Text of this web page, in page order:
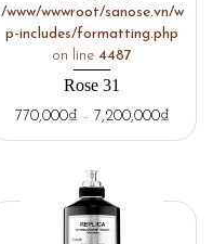
/www/wwwroot/sanose.vn/w
p-includes/formatting.php
on line 4487
Rose 31
770,000₫ – 7,200,000₫